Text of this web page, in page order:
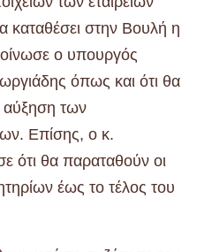
καταθέσει στην Βουλή η
ο υπουργός
όπως και ότι θα
αύξηση των
Επίσης, ο κ.
ότι θα παραταθούν οι
έως το τέλος του